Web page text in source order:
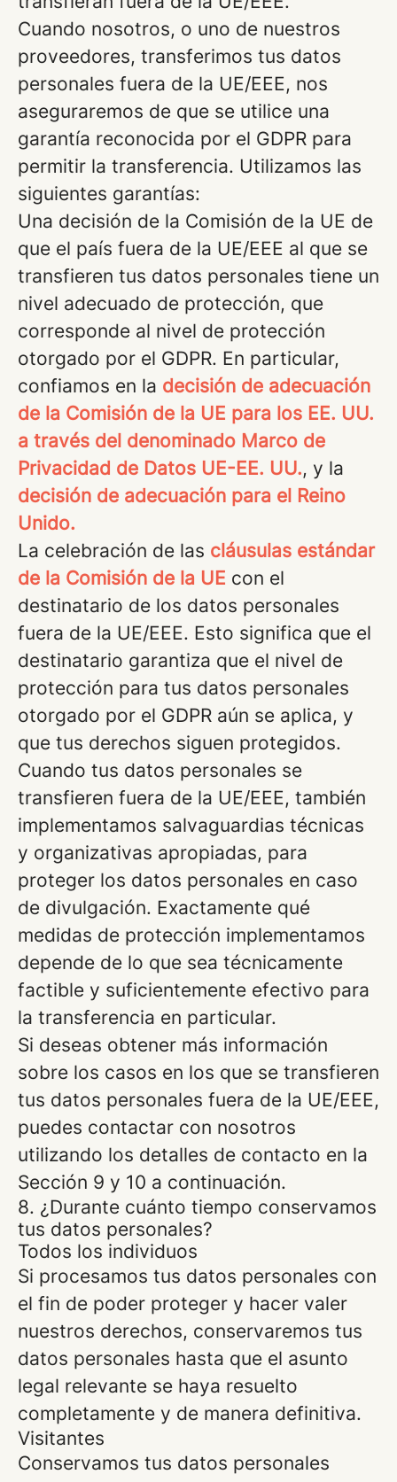
Cuando nosotros, o uno de nuestros
proveedores, transferimos tus datos
personales fuera de la UE/EEE, nos
aseguraremos de que se utilice una
garantía reconocida por el GDPR para
permitir la transferencia. Utilizamos las
siguientes garantías:
Una decisión de la Comisión de la UE de
que el país fuera de la UE/EEE al que se
transfieren tus datos personales tiene un
nivel adecuado de protección, que
corresponde al nivel de protección
otorgado por el GDPR. En particular,
confiamos en la decisión de adecuación
de la Comisión de la UE para los EE. UU.
a través del denominado Marco de
Privacidad de Datos UE-EE. UU., y la
decisión de adecuación para el Reino
Unido.
La celebración de las cláusulas estándar
de la Comisión de la UE con el
destinatario de los datos personales
fuera de la UE/EEE. Esto significa que el
destinatario garantiza que el nivel de
protección para tus datos personales
otorgado por el GDPR aún se aplica, y
que tus derechos siguen protegidos.
Cuando tus datos personales se
transfieren fuera de la UE/EEE, también
implementamos salvaguardias técnicas
y organizativas apropiadas, para
proteger los datos personales en caso
de divulgación. Exactamente qué
medidas de protección implementamos
depende de lo que sea técnicamente
factible y suficientemente efectivo para
la transferencia en particular.
Si deseas obtener más información
sobre los casos en los que se transfieren
tus datos personales fuera de la UE/EEE,
puedes contactar con nosotros
utilizando los detalles de contacto en la
Sección 9 y 10 a continuación.
8. ¿Durante cuánto tiempo conservamos
tus datos personales?
Todos los individuos
Si procesamos tus datos personales con
el fin de poder proteger y hacer valer
nuestros derechos, conservaremos tus
datos personales hasta que el asunto
legal relevante se haya resuelto
completamente y de manera definitiva.
Visitantes
Conservamos tus datos personales